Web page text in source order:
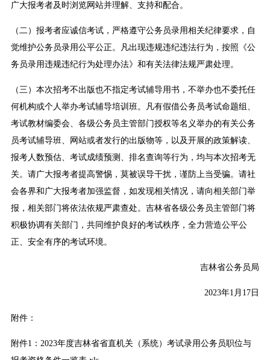
广大报考者及时浏览网站并理解、支持和配合。
（二）报考者应诚信考试，严格遵守公务员录用相关纪律要求，自
觉维护公务员录用公平公正。凡出现违规违纪违法行为，按照《公
务员录用违规违纪行为处理办法》和有关法律法规严肃处理。
（三）本次招考不出版也不指定考试辅导用书，不举办也不委托任
何机构或个人举办考试辅导培训班。凡有假借公务员考试命题组、
考试教材编委会、各级公务员主管部门授权等名义举办的有关公务
员考试辅导班、网站或者发行的出版物等，以及开展的政策解读、
报考人数预估、考试成绩预测、排名查询等行为，均与本次招考无
关。请广大报考者提高警惕，莫被误导干扰，谨防上当受骗。请社
会各界和广大报考者加强监督，如发现相关情况，请向相关部门举
报，相关部门将依法依规严肃查处。吉林省各级公务员主管部门将
积极协调有关部门，共同维护良好的考试秩序，全力营造公平公
正、安全有序的考试环境。
吉林省公务员局
2023年1月17日
附件：
附件1：2023年度吉林省省直机关（系统）考试录用公务员职位与